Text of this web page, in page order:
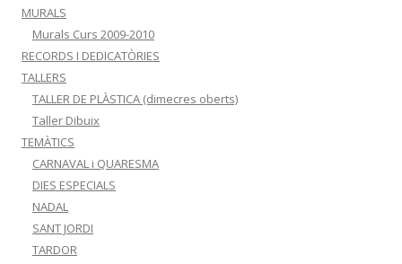
MURALS
Murals Curs 2009-2010
RECORDS I DEDICATÒRIES
TALLERS
TALLER DE PLÀSTICA (dimecres oberts)
Taller Dibuix
TEMÀTICS
CARNAVAL i QUARESMA
DIES ESPECIALS
NADAL
SANT JORDI
TARDOR